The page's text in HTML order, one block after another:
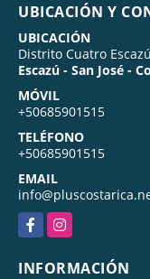
UBICACIÓN Y
UBICACIÓN
Distrito Cuatro Escazú
Escazú - San José -
MÓVIL
+50685901515
TELÉFONO
+50685901515
EMAIL
FacebookInstagram
INFORMACIÓN